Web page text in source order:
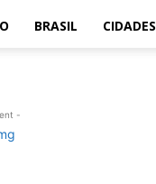
BRASIL CIDADES
-